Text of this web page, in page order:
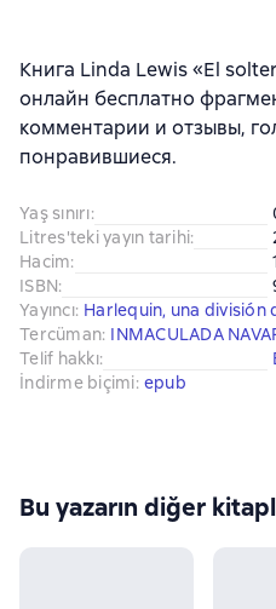
Книга Linda Lewis «El
онлайн бесплатно
комментарии и отзывы,
понравившиеся.
Yaş sınırı:
Litres'teki yayın tarihi:
Hacim:
ISBN:
Yayıncı: Harlequin, una división
Tercüman: INMACULADA
Telif hakkı:
İndirme biçimi: epub
Bu yazarın diğer